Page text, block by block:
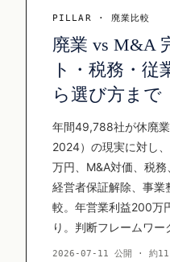
PILLAR · 廃業比較
廃業 vs M&A
ト・税務・従
ら選び方まで
年間49,788社が休廃
2024）の現実に対し
万円、M&A対価、税務
経営者保証解除、事業
較。年営業利益200万
り。判断フレームワー
2026-07-11 公開 · 約